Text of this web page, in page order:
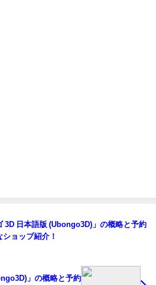
3D 日本語版 (Ubongo3D)」の概略と予約
ショップ紹介！
」の概略と予約